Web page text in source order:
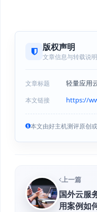
版权声明
文章信息与转载说明
文章标题 轻量应用
本文链接 https://
本文由好主机测评原创
上一篇
国外云服
用案例如